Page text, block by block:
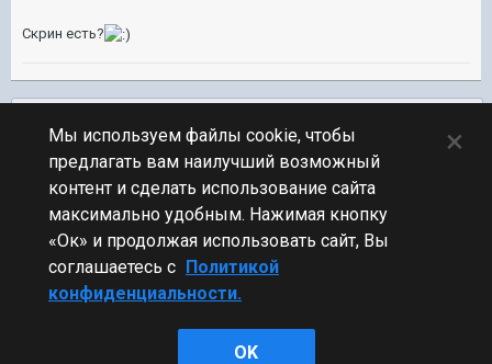
Скрин есть?
ПЕРЕЙТИ К СПИСКУ ТЕМ
Обсуждение Мира Кораблей
Стиль
Мы используем файлы cookie, чтобы
предлагать вам наилучший возможный
контент и сделать использование сайта
максимально удобным. Нажимая кнопку
«Ок» и продолжая использовать сайт, Вы
соглашаетесь с Политикой
конфиденциальности.
OK
×